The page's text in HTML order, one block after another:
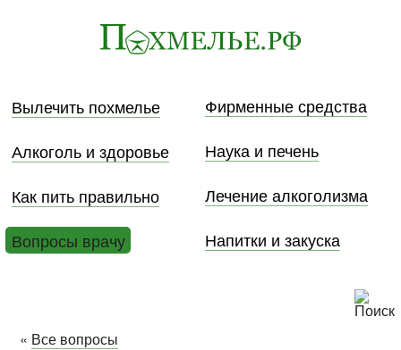
Вылечить похмелье
Фирменные средства
Алкоголь и здоровье
Наука и печень
Как пить правильно
Лечение алкоголизма
Вопросы врачу
Напитки и закуска
« Все вопросы